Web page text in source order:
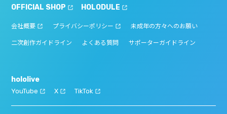
OFFICIAL SHOP
HOLODULE
会社概要 プライバシーポリシー 未成年の方々へのお願い
二次創作ガイドライン よくある質問 サポーターガイドライン
hololive
YouTube X TikTok